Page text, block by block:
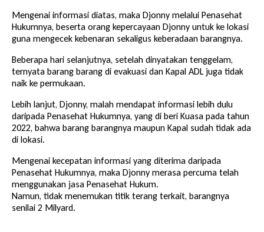
Mengenai informasi diatas, maka Djonny melalui Penasehat
Hukumnya, beserta orang kepercayaan Djonny untuk ke lokasi
guna mengecek kebenaran sekaligus keberadaan barangnya.
Beberapa hari selanjutnya, setelah dinyatakan tenggelam,
ternyata barang barang di evakuasi dan Kapal ADL juga tidak
naik ke permukaan.
Lebih lanjut, Djonny, malah mendapat informasi lebih dulu
daripada Penasehat Hukumnya, yang di beri Kuasa pada tahun
2022, bahwa barang barangnya maupun Kapal sudah tidak ada
di lokasi.
Mengenai kecepatan informasi yang diterima daripada
Penasehat Hukumnya, maka Djonny merasa percuma telah
menggunakan jasa Penasehat Hukum.
Namun, tidak menemukan titik terang terkait, barangnya
senilai 2 Milyard.